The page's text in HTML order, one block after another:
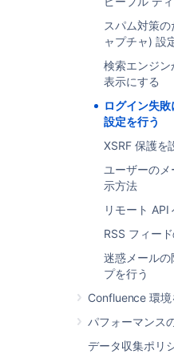
スパム対策
ャプチャ) 設
検索エンジ
表示にする
ログイン失
設定を行う
XSRF 保護を
ユーザーの
示方法
リモート API
RSS フィー
迷惑メールの
プを行う
Confluence 環境
パフォーマンス
データ収集ポリ
既定では、ログイン
効であり、ログイン
されています。
ログイン失敗に対す
化、設定の方法は、
管理] を選択
左側のメニュー
を選択します。
編集を選択します
キャプチャを有
[ログイン
る [
有効
]
ます。
[認証試行
グイン失
す。ゼロ
必要があ
Captcha を無効